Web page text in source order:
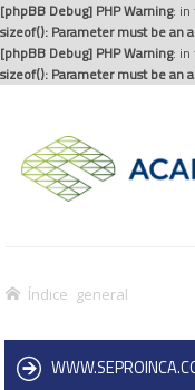
[phpBB Debug] PHP Warning: in
sizeof(): Parameter must be an
[phpBB Debug] PHP Warning: in
sizeof(): Parameter must be an
Índice general